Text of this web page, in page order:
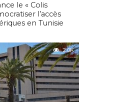
le « Colis
l’accès
en Tunisie
2.0K